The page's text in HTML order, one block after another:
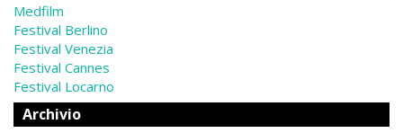
Medfilm
Festival Berlino
Festival Venezia
Festival Cannes
Festival Locarno
Archivio